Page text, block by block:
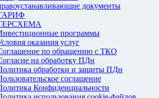
документы
программы
оказания услуг
по обращению с ТКО
на обработку ПДн
обработки и защиты ПДн
соглашение
Конфиденциальности